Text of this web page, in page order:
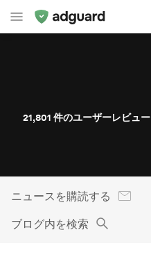
21,801 件のユーザーレビュー
ニュースを購読する
ブログ内を検索